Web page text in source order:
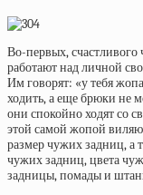
Во-первых, счастливого
работают над личной
Им говорят: «у тебя
ходить, а еще брюки не
они спокойно ходят со
этой самой жопой
размер чужих задниц, а
чужих задниц, цвета
задницы, помады и